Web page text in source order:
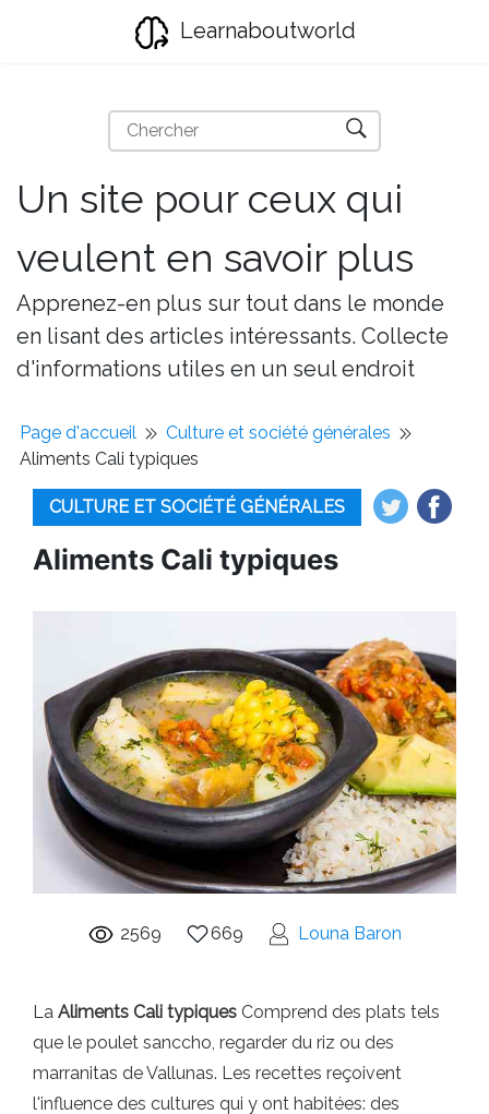
Learnaboutworld
Un site pour ceux qui
veulent en savoir plus
Apprenez-en plus sur tout dans le monde
en lisant des articles intéressants. Collecte
d'informations utiles en un seul endroit
Page d'accueil
Culture et société générales
Aliments Cali typiques
CULTURE ET SOCIÉTÉ GÉNÉRALES
Aliments Cali typiques
2569 669 Louna Baron
La Aliments Cali typiques Comprend des plats tels
que le poulet sanccho, regarder du riz ou des
marranitas de Vallunas. Les recettes reçoivent
l'influence des cultures qui y ont habitées: des